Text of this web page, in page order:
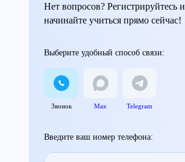
Нет вопросов? Регистрируйтесь и
начинайте учиться прямо сейчас!
Выберите удобный способ связи:
Звонок Max Telegram
Введите ваш номер телефона: